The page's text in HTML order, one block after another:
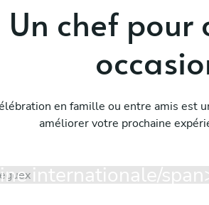
Un chef pour
en famille ou entre amis est
améliorer votre prochaine
internationale/